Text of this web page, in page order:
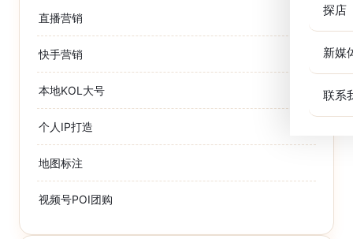
探店
新媒
联系
直播营销
快手营销
本地KOL大号
个人IP打造
地图标注
视频号POI团购